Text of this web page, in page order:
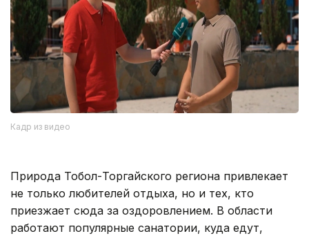
Кадр из видео
Природа Тобол-Торгайского региона привлекает
не только любителей отдыха, но и тех, кто
приезжает сюда за оздоровлением. В области
работают популярные санатории, куда едут,